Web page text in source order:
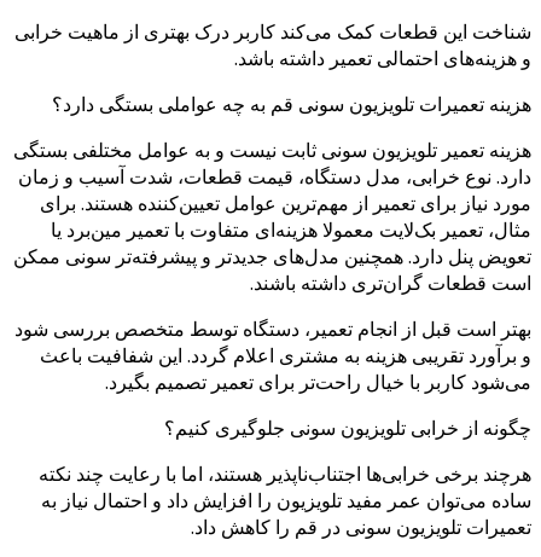
شناخت این قطعات کمک می‌کند کاربر درک بهتری از ماهیت خرابی
و هزینه‌های احتمالی تعمیر داشته باشد.
هزینه تعمیرات تلویزیون سونی قم به چه عواملی بستگی دارد؟
هزینه تعمیر تلویزیون سونی ثابت نیست و به عوامل مختلفی بستگی
دارد. نوع خرابی، مدل دستگاه، قیمت قطعات، شدت آسیب و زمان
مورد نیاز برای تعمیر از مهم‌ترین عوامل تعیین‌کننده هستند. برای
مثال، تعمیر بک‌لایت معمولا هزینه‌ای متفاوت با تعمیر مین‌برد یا
تعویض پنل دارد. همچنین مدل‌های جدیدتر و پیشرفته‌تر سونی ممکن
است قطعات گران‌تری داشته باشند.
بهتر است قبل از انجام تعمیر، دستگاه توسط متخصص بررسی شود
و برآورد تقریبی هزینه به مشتری اعلام گردد. این شفافیت باعث
می‌شود کاربر با خیال راحت‌تر برای تعمیر تصمیم بگیرد.
چگونه از خرابی تلویزیون سونی جلوگیری کنیم؟
هرچند برخی خرابی‌ها اجتناب‌ناپذیر هستند، اما با رعایت چند نکته
ساده می‌توان عمر مفید تلویزیون را افزایش داد و احتمال نیاز به
تعمیرات تلویزیون سونی در قم را کاهش داد.